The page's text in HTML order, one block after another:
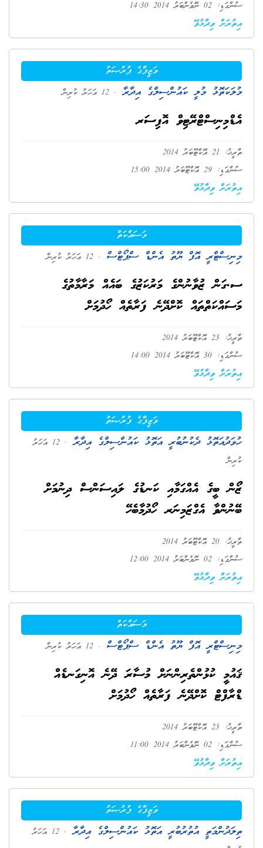
ސުންގަޑި: 02 ނޮވެންބަރު 2014 14:30
އިތުރަށް ވިދާޅުވޭ
ވަޒީފާގެ ފުރުޞަތު
މުލަކަތޮޅު މުލީ ކައުންސިލްގެ އިދާރާ . 12 އަހަރު ކުރިން
އެޑްމިނިސްޓްރޭޓިވް އޮފިސަރ
ތާރީޚު: 21 އޮކްޓޫބަރު 2014
ސުންގަޑި: 29 އޮކްޓޫބަރު 2014 15:00
އިތުރަށް ވިދާޅުވޭ
މަސައްކަތް
މިނިސްޓްރީ އޮފް ޔޫތު އެންޑް ސްޕޯޓްސް . 12 އަހަރު ކުރިން
ސ.ގަން ޒުވާނުންގެ މަރުކަޒުގެ ބައެއް މަރާމާތުގެ
މަސައްކަތްތައް ކޮށްދޭނެ ފަރާތެއް ހޯދުމަށް
ތާރީޚު: 23 އޮކްޓޫބަރު 2014
ސުންގަޑި: 30 އޮކްޓޫބަރު 2014 14:00
އިތުރަށް ވިދާޅުވޭ
ވަޒީފާގެ ފުރުޞަތު
ހުވަދުއަތޮޅު ދެކުނުބުރީ އަތޮޅު ކައުންސިލްގެ އިދާރާ
. 12 އަހަރު
ކުރިން
ޒޯން ބީގެ އެއްގަމާއި ކަނޑުގެ ލައިސަންސް ދިނުމަށް
ބޭނުންވާ އެގްޒަމިނަރ ހޯދުމާބެހޭ
ތާރީޚު: 20 އޮކްޓޫބަރު 2014
ސުންގަޑި: 02 ނޮވެންބަރު 2014 12:00
އިތުރަށް ވިދާޅުވޭ
މަސައްކަތް
މިނިސްޓްރީ އޮފް ޔޫތު އެންޑް ސްޕޯޓްސް . 12 އަހަރު ކުރިން
ޤައުމީ ކުޅުންތެރިންނަށް މުސާރަ ދޭނެ އޮނިގަނޑެއް
ޑްރާފްޓް ކޮށްދޭނެ ފަރާތެއް ހޯދުމަށް
ތާރީޚު: 23 އޮކްޓޫބަރު 2014
ސުންގަޑި: 02 ނޮވެންބަރު 2014 11:00
އިތުރަށް ވިދާޅުވޭ
ވަޒީފާގެ ފުރުޞަތު
ތިލަދުންމަތީ އުތުރުބުރީ އަތޮޅު ކައުންސިލްގެ އިދާރާ
. 12 އަހަރު